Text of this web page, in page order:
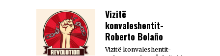
Vizitë
konvaleshentit-
Roberto Bolaño
Vizitë konvaleshentit-